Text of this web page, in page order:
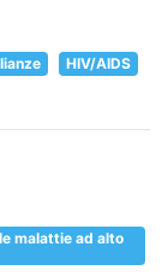
HIV/AIDS
malattie ad alto